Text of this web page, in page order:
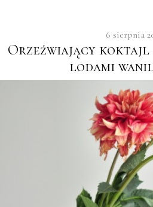
6 sierpnia
Orzeźwiający koktajl
lodami